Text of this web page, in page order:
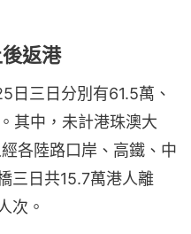
返港
日三日分別有61.5萬、
其中，未計港珠澳大
各陸路口岸、高鐵、中
三日共15.7萬港人離
次。